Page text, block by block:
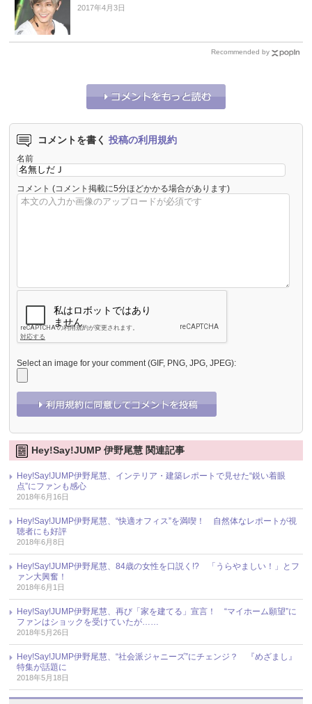
2017年4月3日
Recommended by
コメントを書く 投稿の利用規約
名前
コメント (コメント掲載に5分ほどかかる場合があります)
Select an image for your comment (GIF, PNG, JPG, JPEG):
Hey!Say!JUMP 伊野尾慧 関連記事
Hey!Say!JUMP伊野尾慧、インテリア・建築レポートで見せた“鋭い着眼
点”にファンも感心
2018年6月16日
Hey!Say!JUMP伊野尾慧、“快適オフィス”を満喫！ 自然体なレポートが視
聴者にも好評
2018年6月8日
Hey!Say!JUMP伊野尾慧、84歳の女性を口説く!? 「うらやましい！」とフ
ァン大興奮！
2018年6月1日
Hey!Say!JUMP伊野尾慧、再び「家を建てる」宣言！ “マイホーム願望”に
ファンはショックを受けていたが……
2018年5月26日
Hey!Say!JUMP伊野尾慧、“社会派ジャニーズ”にチェンジ？ 『めざまし』
特集が話題に
2018年5月18日